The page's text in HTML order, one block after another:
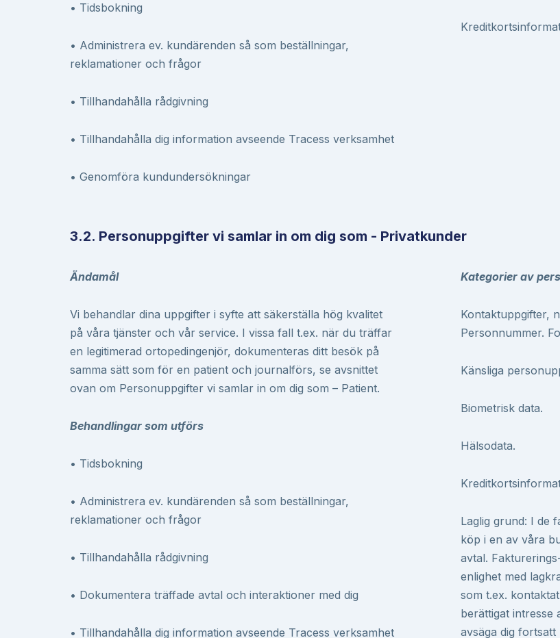
• Tidsbokning
• Administrera ev. kundärenden så som beställningar,
reklamationer och frågor
• Tillhandahålla rådgivning
• Tillhandahålla dig information avseende Tracess verksamhet
• Genomföra kundundersökningar
3.2. Personuppgifter vi samlar in om dig som - Privatkunder
Ändamål
Vi behandlar dina uppgifter i syfte att säkerställa hög kvalitet
på våra tjänster och vår service. I vissa fall t.ex. när du träffar
en legitimerad ortopedingenjör, dokumenteras ditt besök på
samma sätt som för en patient och journalförs, se avsnittet
ovan om Personuppgifter vi samlar in om dig som – Patient.
Behandlingar som utförs
• Tidsbokning
• Administrera ev. kundärenden så som beställningar,
reklamationer och frågor
• Tillhandahålla rådgivning
• Dokumentera träffade avtal och interaktioner med dig
• Tillhandahålla dig information avseende Tracess verksamhet
Kategorier av
Kontaktuppgifter,
Personnummer.
Känsliga
Biometrisk data.
Hälsodata.
Laglig grund: I de
köp i en av våra
avtal.
enlighet med
som t.ex.
berättigat intresse
avsäga dig fortsatt